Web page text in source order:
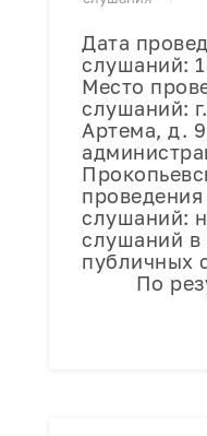
Дата
слушаний:
Место
слушаний:
Артема, д.
слушаний:
слушаний в
публичных
По